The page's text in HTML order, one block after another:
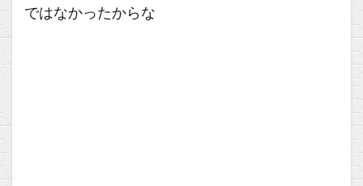
ではなかったからな